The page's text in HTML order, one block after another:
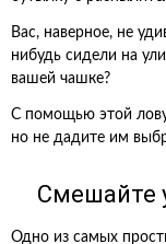
Вас, наверное, не
нибудь сидели на
вашей чашке?
С помощью этой
но не дадите им
Смешайте
Одно из самых